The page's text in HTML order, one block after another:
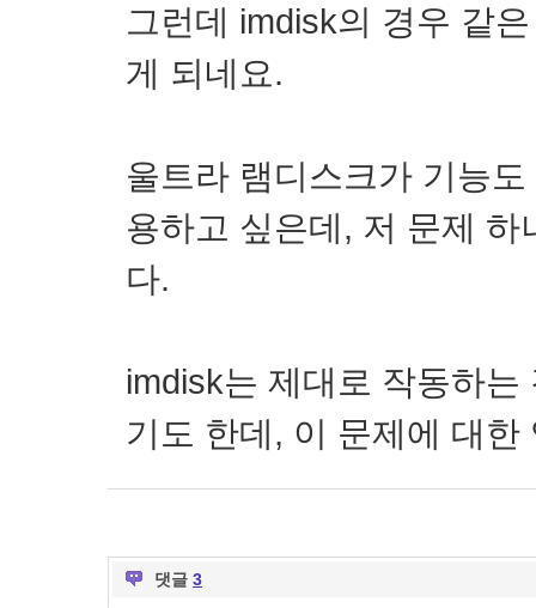
그런데 imdisk의 경우 같
게 되네요.
울트라 램디스크가 기능
용하고 싶은데, 저 문제
다.
imdisk는 제대로 작동하
기도 한데, 이 문제에 대
댓글 3